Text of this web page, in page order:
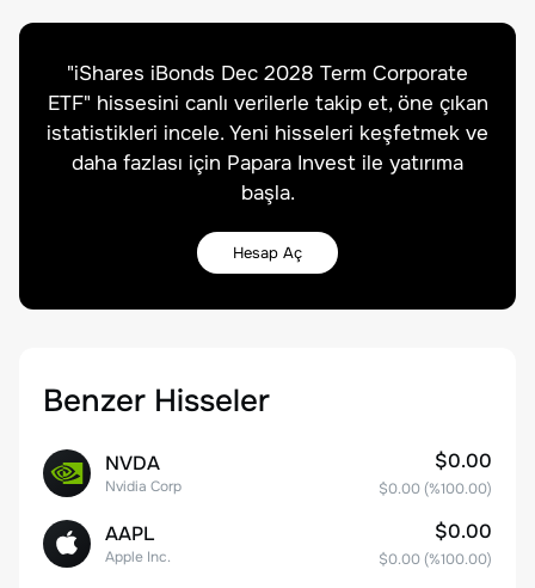
"iShares iBonds Dec 2028 Term Corporate
ETF" hissesini canlı verilerle takip et, öne çıkan
istatistikleri incele. Yeni hisseleri keşfetmek ve
daha fazlası için Papara Invest ile yatırıma
başla.
Hesap Aç
Benzer Hisseler
NVDA
Nvidia Corp
$0.00
$0.00 (%100.00)
AAPL
Apple Inc.
$0.00
$0.00 (%100.00)